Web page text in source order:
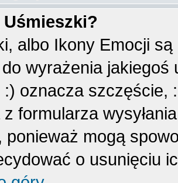
Uśmieszki?
albo Ikony Emocji
wyrażenia
:) oznacza szczęście,
formularza
ponieważ mogą
o usunięciu